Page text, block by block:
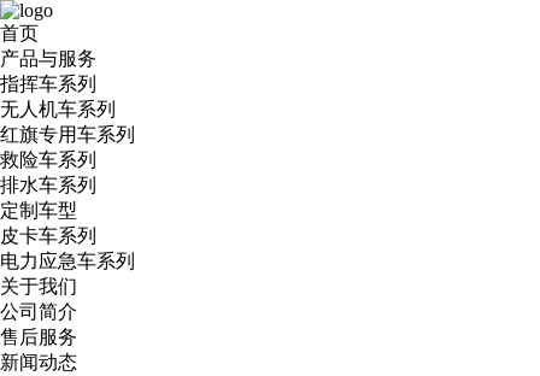
首页
产品与服务
指挥车系列
无人机车系列
红旗专用车系列
救险车系列
排水车系列
定制车型
皮卡车系列
电力应急车系列
关于我们
公司简介
售后服务
新闻动态